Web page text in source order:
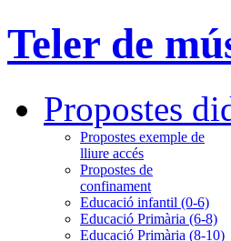
Teler de
Propostes
Propostes exemple de
lliure accés
Propostes de
confinament
Educació infantil (0-6)
Educació Primària (6-8)
Educació Primària (8-10)